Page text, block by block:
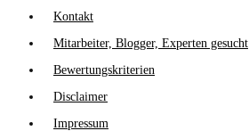
Kontakt
Mitarbeiter, Blogger, Experten gesucht
Bewertungskriterien
Disclaimer
Impressum